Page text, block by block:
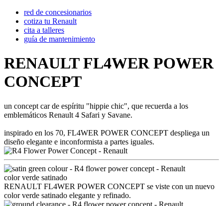
red de concesionarios
cotiza tu Renault
cita a talleres
guía de mantenimiento
RENAULT FL4WER POWER
CONCEPT
un concept car de espíritu "hippie chic", que recuerda a los
emblemáticos Renault 4 Safari y Savane.
inspirado en los 70, FL4WER POWER CONCEPT despliega un
diseño elegante e inconformista a partes iguales.
color verde satinado
RENAULT FL4WER POWER CONCEPT se viste con un nuevo
color verde satinado elegante y refinado.